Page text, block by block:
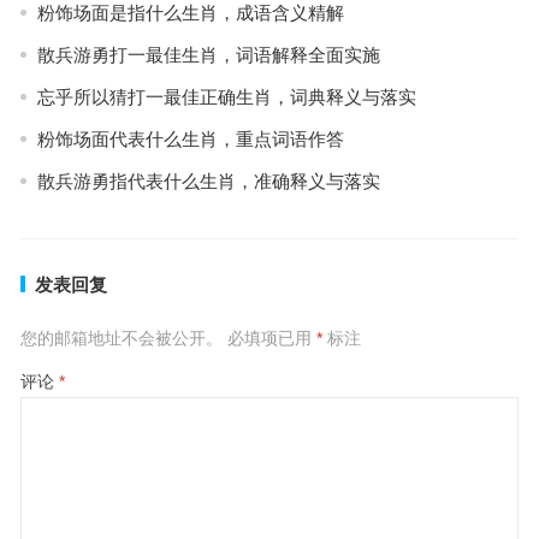
粉饰场面是指什么生肖，成语含义精解
散兵游勇打一最佳生肖，词语解释全面实施
忘乎所以猜打一最佳正确生肖，词典释义与落实
粉饰场面代表什么生肖，重点词语作答
散兵游勇指代表什么生肖，准确释义与落实
发表回复
您的邮箱地址不会被公开。 必填项已用 *标注
评论 *